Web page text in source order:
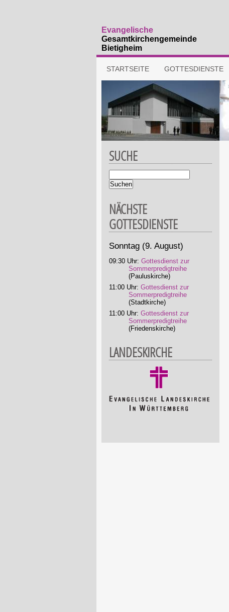
Evangelische
Gesamtkirchengemeinde
Bietigheim
Navigation
überspringen
STARTSEITE GOTTESDIENSTE
SUCHE
NÄCHSTE
GOTTESDIENSTE
Sonntag (9. August)
09:30 Uhr: Gottesdienst zur
Sommerpredigtreihe
(Pauluskirche)
11:00 Uhr: Gottesdienst zur
Sommerpredigtreihe
(Stadtkirche)
11:00 Uhr: Gottesdienst zur
Sommerpredigtreihe
(Friedenskirche)
LANDESKIRCHE